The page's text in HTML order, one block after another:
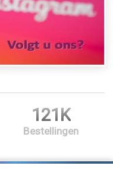
121K
Bestellingen